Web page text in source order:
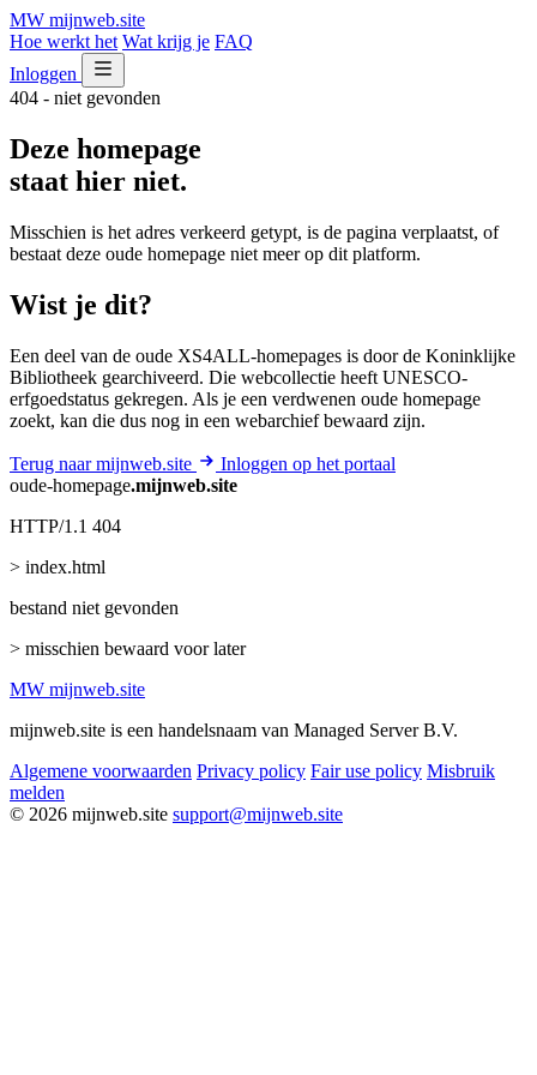
MW mijnweb.site
Hoe werkt het Wat krijg je FAQ
Inloggen
404 - niet gevonden
Deze homepage
staat hier niet.
Misschien is het adres verkeerd getypt, is de pagina verplaatst, of
bestaat deze oude homepage niet meer op dit platform.
Wist je dit?
Een deel van de oude XS4ALL-homepages is door de Koninklijke
Bibliotheek gearchiveerd. Die webcollectie heeft UNESCO-
erfgoedstatus gekregen. Als je een verdwenen oude homepage
zoekt, kan die dus nog in een webarchief bewaard zijn.
Terug naar mijnweb.site
Inloggen op het portaal
oude-homepage.mijnweb.site
HTTP/1.1 404
> index.html
bestand niet gevonden
> misschien bewaard voor later
MW mijnweb.site
mijnweb.site is een handelsnaam van Managed Server B.V.
Algemene voorwaarden Privacy policy Fair use policy Misbruik
melden
© 2026 mijnweb.site support@mijnweb.site